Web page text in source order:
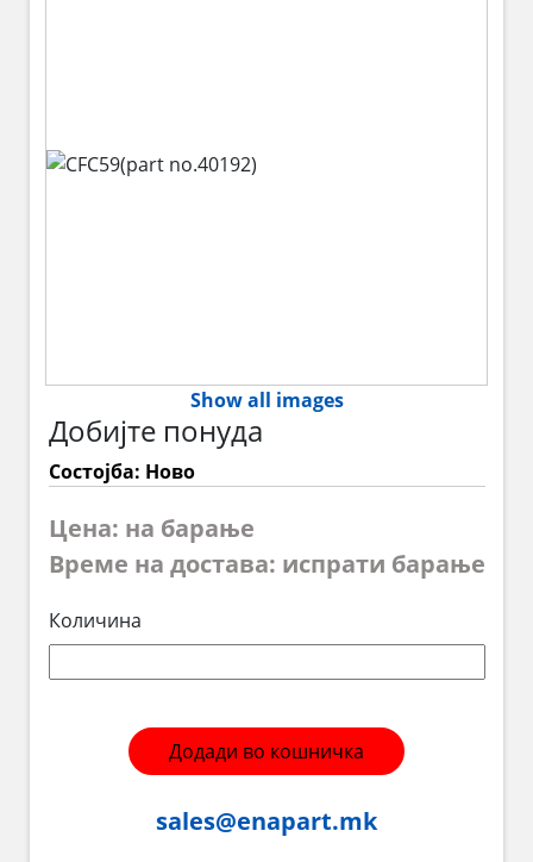
Show all images
Добијте понуда
Состојба: Ново
Цена: на барање
Време на достава: испрати барање
Количина
Додади во кошничка
sales@enapart.mk